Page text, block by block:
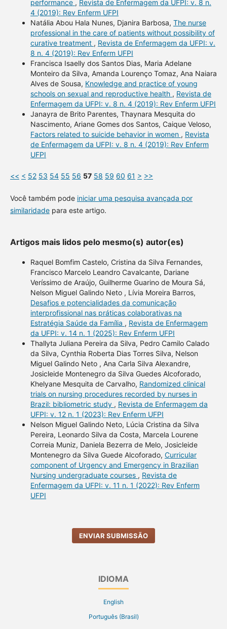
performance , Revista de Enfermagem da UFPI: v. 8 n.
4 (2019): Rev Enferm UFPI
Natália Abou Hala Nunes, Djanira Barbosa, The nurse
professional in the care of patients without possibility of
curative treatment , Revista de Enfermagem da UFPI: v.
8 n. 4 (2019): Rev Enferm UFPI
Francisca Isaelly dos Santos Dias, Maria Adelane
Monteiro da Silva, Amanda Lourenço Tomaz, Ana Naiara
Alves de Sousa, Knowledge and practice of young
schools on sexual and reproductive health , Revista de
Enfermagem da UFPI: v. 8 n. 4 (2019): Rev Enferm UFPI
Janayra de Brito Parentes, Thaynara Mesquita do
Nascimento, Ariane Gomes dos Santos, Caique Veloso,
Factors related to suicide behavior in women , Revista
de Enfermagem da UFPI: v. 8 n. 4 (2019): Rev Enferm
UFPI
<< < 52 53 54 55 56 57 58 59 60 61 > >>
Você também pode iniciar uma pesquisa avançada por
similaridadepara este artigo.
Artigos mais lidos pelo mesmo(s) autor(es)
Raquel Bomfim Castelo, Cristina da Silva Fernandes,
Francisco Marcelo Leandro Cavalcante, Dariane
Veríssimo de Araújo, Guilherme Guarino de Moura Sá,
Nelson Miguel Galindo Neto , Lívia Moreira Barros,
Desafios e potencialidades da comunicação
interprofissional nas práticas colaborativas na
Estratégia Saúde da Família , Revista de Enfermagem
da UFPI: v. 14 n. 1 (2025): Rev Enferm UFPI
Thallyta Juliana Pereira da Silva, Pedro Camilo Calado
da Silva, Cynthia Roberta Dias Torres Silva, Nelson
Miguel Galindo Neto , Ana Carla Silva Alexandre,
Josicleide Montenegro da Silva Guedes Alcoforado,
Khelyane Mesquita de Carvalho, Randomized clinical
trials on nursing procedures recorded by nurses in
Brazil: bibliometric study , Revista de Enfermagem da
UFPI: v. 12 n. 1 (2023): Rev Enferm UFPI
Nelson Miguel Galindo Neto, Lúcia Cristina da Silva
Pereira, Leonardo Silva da Costa, Marcela Lourene
Correia Muniz, Daniela Bezerra de Melo, Josicleide
Montenegro da Silva Guede Alcoforado, Curricular
component of Urgency and Emergency in Brazilian
Nursing undergraduate courses , Revista de
Enfermagem da UFPI: v. 11 n. 1 (2022): Rev Enferm
UFPI
ENVIAR SUBMISSÃO
IDIOMA
English
Português (Brasil)